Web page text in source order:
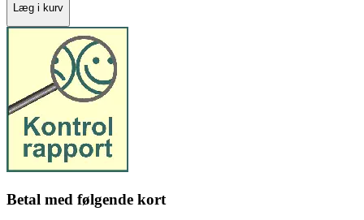
Læg i kurv
Betal med følgende kort